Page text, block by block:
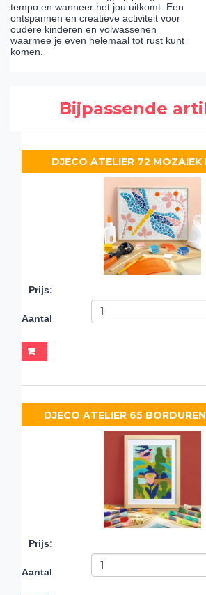
tempo en wanneer het jou uitkomt. Een
ontspannen en creatieve activiteit voor
oudere kinderen en volwassenen
waarmee je even helemaal tot rust kunt
komen.
Bijpassende
DJECO ATELIER 72 MOZAIEK
Prijs:
Aantal
DJECO ATELIER 65
Prijs:
Aantal